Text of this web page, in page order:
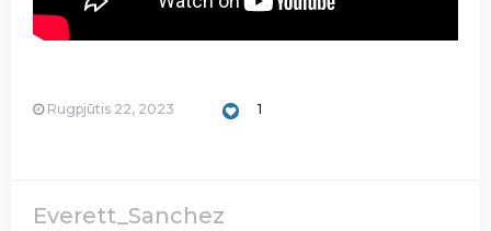
Rugpjūtis 22, 2023 1
Everett_Sanchez